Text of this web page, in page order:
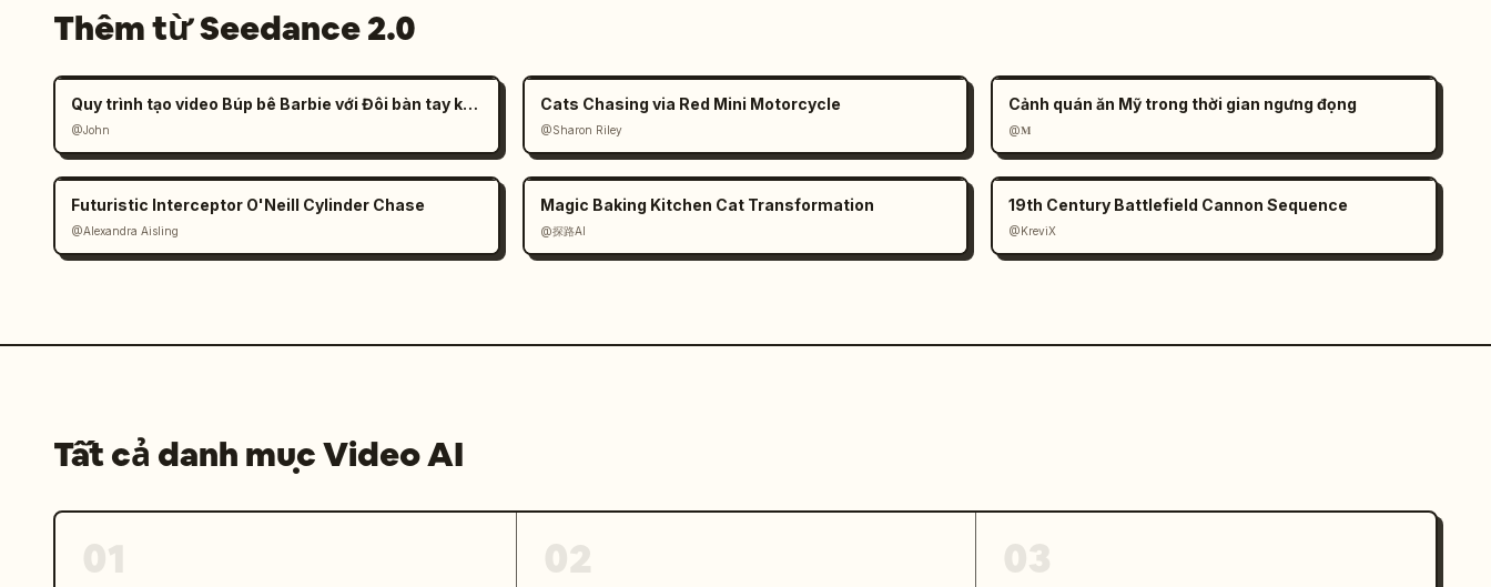
Thêm từ Seedance 2.0
Quy trình tạo video Búp bê Barbie với Đôi bàn tay khổng lồ
@John
Cats Chasing via Red Mini Motorcycle
@Sharon Riley
Cảnh quán ăn Mỹ trong thời gian ngưng đọng
@𝐌
Futuristic Interceptor O'Neill Cylinder Chase
@Alexandra Aisling
Magic Baking Kitchen Cat Transformation
@探路AI
19th Century Battlefield Cannon Sequence
@KreviX
Tất cả danh mục Video AI